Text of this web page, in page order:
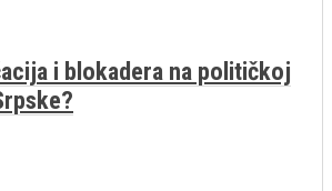
i blokadera na političkoj